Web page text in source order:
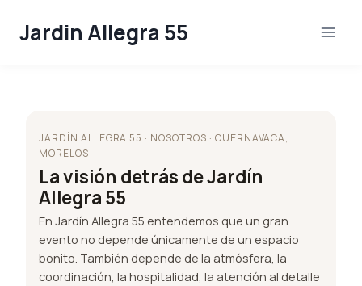
Jardin Allegra 55
JARDÍN ALLEGRA 55 · NOSOTROS · CUERNAVACA,
MORELOS
La visión detrás de Jardín
Allegra 55
En Jardín Allegra 55 entendemos que un gran
evento no depende únicamente de un espacio
bonito. También depende de la atmósfera, la
coordinación, la hospitalidad, la atención al detalle